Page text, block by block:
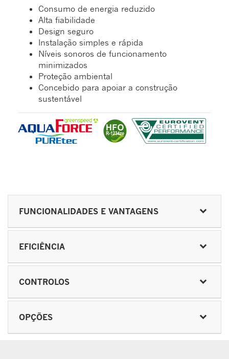
Consumo de energia reduzido
Alta fiabilidade
Design seguro
Instalação simples e rápida
Níveis sonoros de funcionamento
minimizados
Proteção ambiental
Concebido para apoiar a construção
sustentável
FUNCIONALIDADES E VANTAGENS
EFICIÊNCIA
CONTROLOS
OPÇÕES